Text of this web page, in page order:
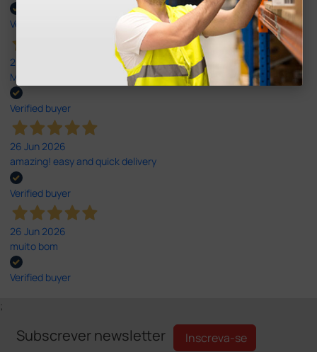
Verified buyer
26 Jun 2026
Muito boa.
Verified buyer
26 Jun 2026
amazing! easy and quick delivery
Verified buyer
26 Jun 2026
muito bom
Verified buyer
;
Subscrever newsletter Inscreva-se